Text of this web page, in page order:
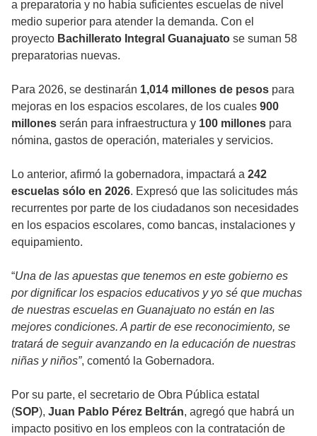
a preparatoria y no había suficientes escuelas de nivel
medio superior para atender la demanda. Con el
proyecto Bachillerato Integral Guanajuato se suman 58
preparatorias nuevas.
Para 2026, se destinarán 1,014 millones de pesos para
mejoras en los espacios escolares, de los cuales 900
millones serán para infraestructura y 100 millones para
nómina, gastos de operación, materiales y servicios.
Lo anterior, afirmó la gobernadora, impactará a 242
escuelas sólo en 2026. Expresó que las solicitudes más
recurrentes por parte de los ciudadanos son necesidades
en los espacios escolares, como bancas, instalaciones y
equipamiento.
“Una de las apuestas que tenemos en este gobierno es
por dignificar los espacios educativos y yo sé que muchas
de nuestras escuelas en Guanajuato no están en las
mejores condiciones. A partir de ese reconocimiento, se
tratará de seguir avanzando en la educación de nuestras
niñas y niños”, comentó la Gobernadora.
Por su parte, el secretario de Obra Pública estatal
(SOP), Juan Pablo Pérez Beltrán, agregó que habrá un
impacto positivo en los empleos con la contratación de